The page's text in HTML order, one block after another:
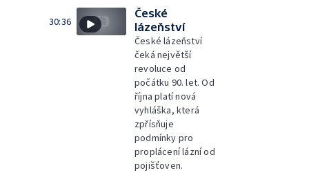
30:36
České
lázeňství
České lázeňství
čeká největší
revoluce od
počátku 90. let. Od
října platí nová
vyhláška, která
zpřísňuje
podmínky pro
proplácení lázní od
pojišťoven.